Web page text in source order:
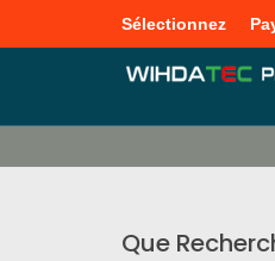
Sélectionnez
Que